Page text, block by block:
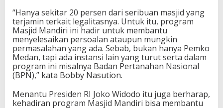
“Hanya sekitar 20 persen dari seribuan masjid yang
terjamin terkait legalitasnya. Untuk itu, program
Masjid Mandiri ini hadir untuk membantu
menyelesaikan persoalan ataupun mungkin
permasalahan yang ada. Sebab, bukan hanya Pemko
Medan, tapi ada instansi lain yang turut serta dalam
program ini misalnya Badan Pertanahan Nasional
(BPN),” kata Bobby Nasution.
Menantu Presiden RI Joko Widodo itu juga berharap,
kehadiran program Masjid Mandiri bisa membantu